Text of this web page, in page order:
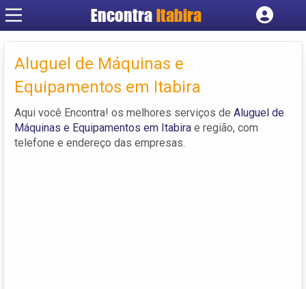
EncontraItabira
Cadastrar empresa
Criar conta
Aluguel de Máquinas e
Equipamentos em Itabira
Aqui você Encontra! os melhores serviços de Aluguel de
Máquinas e Equipamentos em Itabira e região, com
telefone e endereço das empresas.